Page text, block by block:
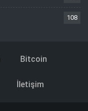
108
Bitcoin
İletişim